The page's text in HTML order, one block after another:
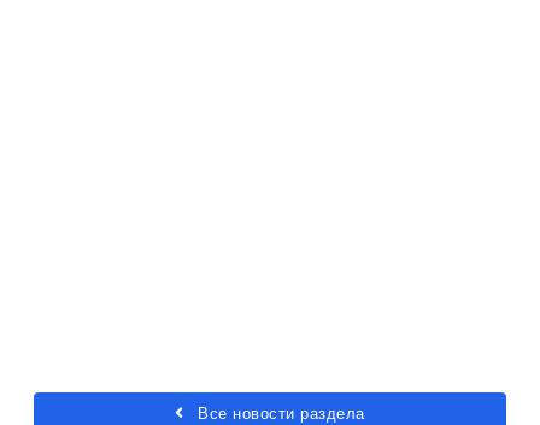
Все новости раздела